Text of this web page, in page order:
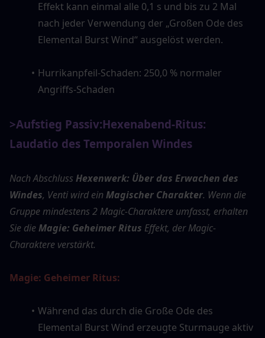
Effekt kann einmal alle 0,1 s und bis zu 2 Mal
nach jeder Verwendung der „Großen Ode des
Elemental Burst Wind“ ausgelöst werden.
Hurrikanpfeil-Schaden: 250,0 % normaler
Angriffs-Schaden
>Aufstieg Passiv:Hexenabend-Ritus:
Laudatio des Temporalen Windes
Nach Abschluss Hexenwerk: Über das Erwachen des
Windes, Venti wird ein Magischer Charakter. Wenn die
Gruppe mindestens 2 Magic-Charaktere umfasst, erhalten
Sie die Magie: Geheimer Ritus Effekt, der Magic-
Charaktere verstärkt.
Magie: Geheimer Ritus:
Während das durch die Große Ode des
Elemental Burst Wind erzeugte Sturmauge aktiv